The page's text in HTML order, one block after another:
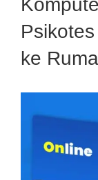
ke